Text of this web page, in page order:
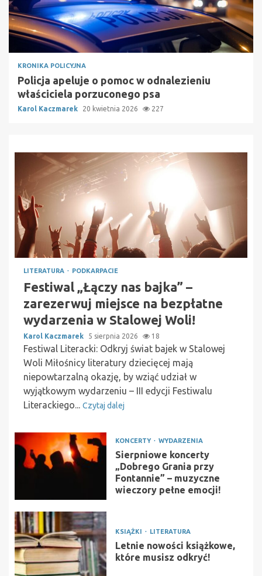
KRONIKA POLICYJNA
Policja apeluje o pomoc w odnalezieniu
właściciela porzuconego psa
Karol Kaczmarek 20 kwietnia 2026 227
LITERATURA PODKARPACIE
Festiwal „Łączy nas bajka” –
zarezerwuj miejsce na bezpłatne
wydarzenia w Stalowej Woli!
Karol Kaczmarek 5 sierpnia 2026 18
Festiwal Literacki: Odkryj świat bajek w Stalowej
Woli Miłośnicy literatury dziecięcej mają
niepowtarzalną okazję, by wziąć udział w
wyjątkowym wydarzeniu – III edycji Festiwalu
Literackiego... Czytaj dalej
KONCERTY WYDARZENIA
Sierpniowe koncerty
„Dobrego Grania przy
Fontannie” – muzyczne
wieczory pełne emocji!
KSIĄŻKI LITERATURA
Letnie nowości książkowe,
które musisz odkryć!